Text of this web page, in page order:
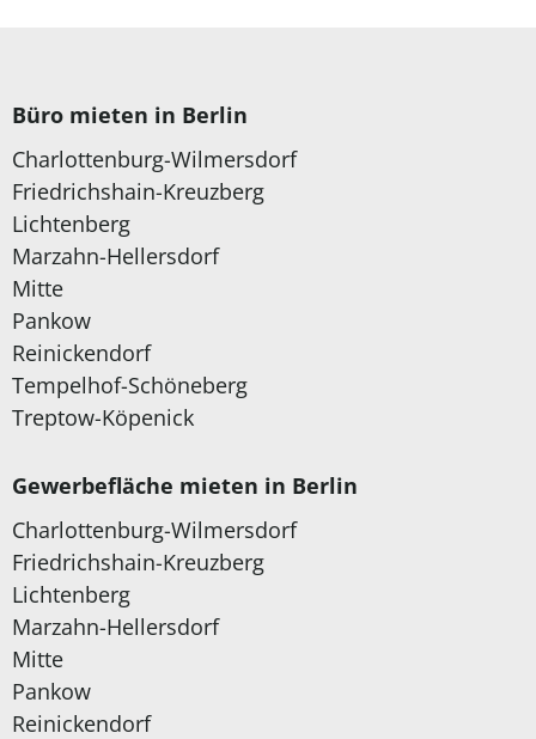
Büro mieten in Berlin
Charlottenburg-Wilmersdorf
Friedrichshain-Kreuzberg
Lichtenberg
Marzahn-Hellersdorf
Mitte
Pankow
Reinickendorf
Tempelhof-Schöneberg
Treptow-Köpenick
Gewerbefläche mieten in Berlin
Charlottenburg-Wilmersdorf
Friedrichshain-Kreuzberg
Lichtenberg
Marzahn-Hellersdorf
Mitte
Pankow
Reinickendorf